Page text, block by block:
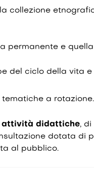
collezione
permanente e
del ciclo della vita e
a rotazione.
attività didattiche,
dotata di
al pubblico.